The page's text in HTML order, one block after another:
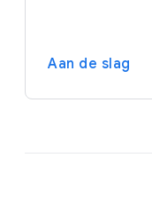
Aan de slag